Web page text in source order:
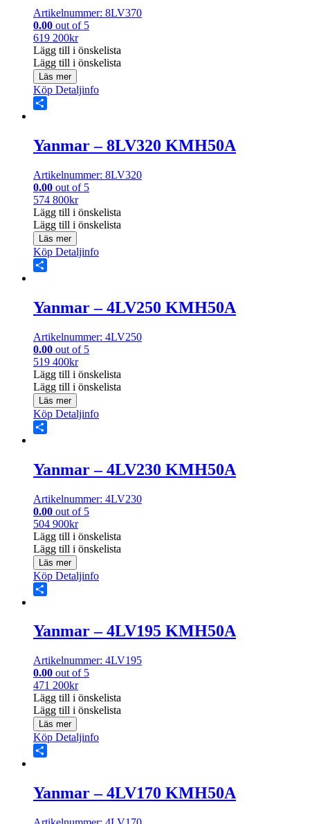
Artikelnummer: 8LV370
0.00 out of 5
619 200kr
Lägg till i önskelista
Lägg till i önskelista
Läs mer
Köp Detaljinfo
Yanmar – 8LV320 KMH50A
Artikelnummer: 8LV320
0.00 out of 5
574 800kr
Lägg till i önskelista
Lägg till i önskelista
Läs mer
Köp Detaljinfo
Yanmar – 4LV250 KMH50A
Artikelnummer: 4LV250
0.00 out of 5
519 400kr
Lägg till i önskelista
Lägg till i önskelista
Läs mer
Köp Detaljinfo
Yanmar – 4LV230 KMH50A
Artikelnummer: 4LV230
0.00 out of 5
504 900kr
Lägg till i önskelista
Lägg till i önskelista
Läs mer
Köp Detaljinfo
Yanmar – 4LV195 KMH50A
Artikelnummer: 4LV195
0.00 out of 5
471 200kr
Lägg till i önskelista
Lägg till i önskelista
Läs mer
Köp Detaljinfo
Yanmar – 4LV170 KMH50A